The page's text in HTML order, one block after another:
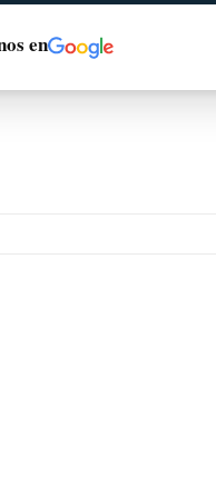
en